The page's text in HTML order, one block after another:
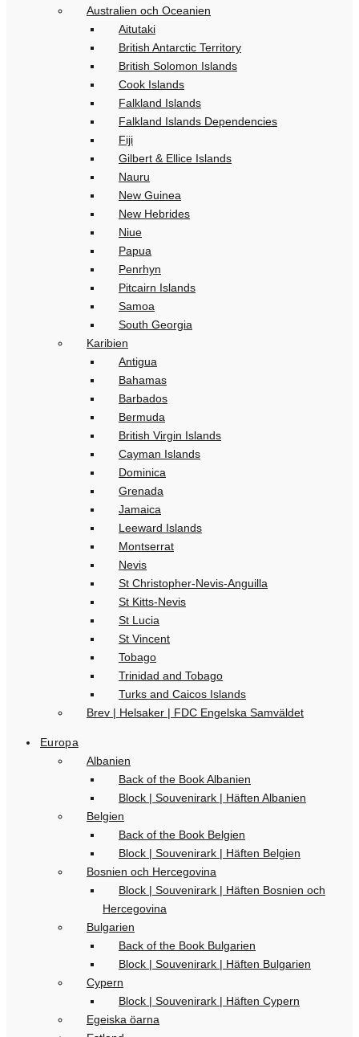
Australien och Oceanien
Aitutaki
British Antarctic Territory
British Solomon Islands
Cook Islands
Falkland Islands
Falkland Islands Dependencies
Fiji
Gilbert & Ellice Islands
Nauru
New Guinea
New Hebrides
Niue
Papua
Penrhyn
Pitcairn Islands
Samoa
South Georgia
Karibien
Antigua
Bahamas
Barbados
Bermuda
British Virgin Islands
Cayman Islands
Dominica
Grenada
Jamaica
Leeward Islands
Montserrat
Nevis
St Christopher-Nevis-Anguilla
St Kitts-Nevis
St Lucia
St Vincent
Tobago
Trinidad and Tobago
Turks and Caicos Islands
Brev | Helsaker | FDC Engelska Samväldet
Europa
Albanien
Back of the Book Albanien
Block | Souvenirark | Häften Albanien
Belgien
Back of the Book Belgien
Block | Souvenirark | Häften Belgien
Bosnien och Hercegovina
Block | Souvenirark | Häften Bosnien och
Hercegovina
Bulgarien
Back of the Book Bulgarien
Block | Souvenirark | Häften Bulgarien
Cypern
Block | Souvenirark | Häften Cypern
Egeiska öarna